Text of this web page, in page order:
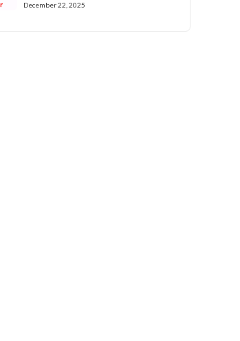
December 22, 2025